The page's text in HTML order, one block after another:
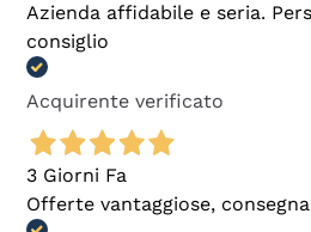
Azienda affidabile e seria.
consiglio
Acquirente verificato
3 Giorni Fa
Offerte vantaggiose,